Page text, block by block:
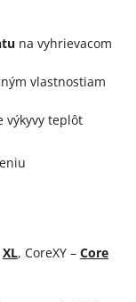
na vyhrievacom
vlastnostiam
výkyvy teplôt
XL, CoreXY – Core